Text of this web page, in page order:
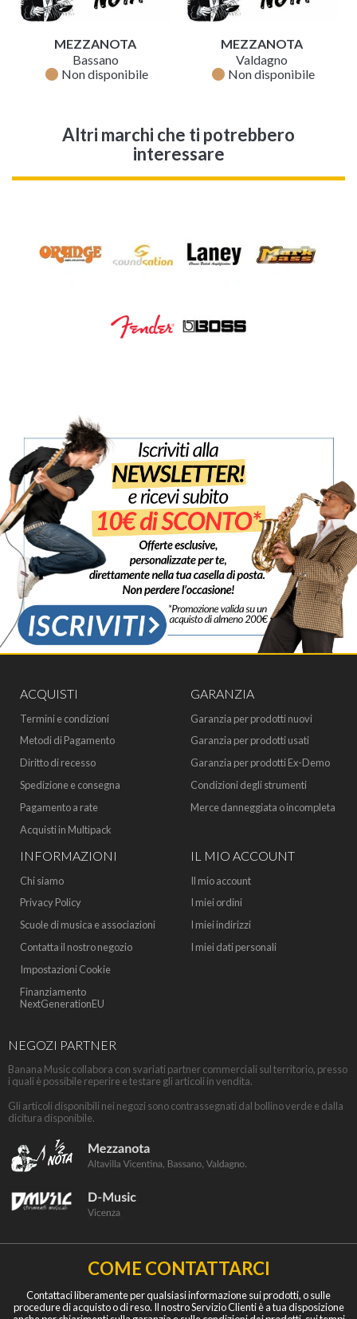
MEZZANOTA
Bassano
fiber_manual_record Non disponibile
MEZZANOTA
Valdagno
fiber_manual_record Non disponibile
Altri marchi che ti potrebbero
interessare
ACQUISTI
Termini e condizioni
Metodi di Pagamento
Diritto di recesso
Spedizione e consegna
Pagamento a rate
Acquisti in Multipack
GARANZIA
Garanzia per prodotti nuovi
Garanzia per prodotti usati
Garanzia per prodotti Ex-Demo
Condizioni degli strumenti
Merce danneggiata o incompleta
INFORMAZIONI
Chi siamo
Privacy Policy
Scuole di musica e associazioni
Contatta il nostro negozio
Impostazioni Cookie
Finanziamento
NextGenerationEU
IL MIO ACCOUNT
Il mio account
I miei ordini
I miei indirizzi
I miei dati personali
NEGOZI PARTNER
Banana Music collabora con svariati partner commerciali sul territorio, presso
i quali è possibile reperire e testare gli articoli in vendita.
Gli articoli disponibili nei negozi sono contrassegnati dal bollino verde e dalla
dicitura disponibile.
COME CONTATTARCI
Contattaci liberamente per qualsiasi informazione sui prodotti, o sulle
procedure di acquisto o di reso. Il nostro Servizio Clienti è a tua disposizione